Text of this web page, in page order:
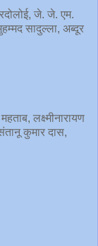
जे. जे. एम.
सादुल्ला, अब्दूर
लक्ष्मीनारायण
कुमार दास,